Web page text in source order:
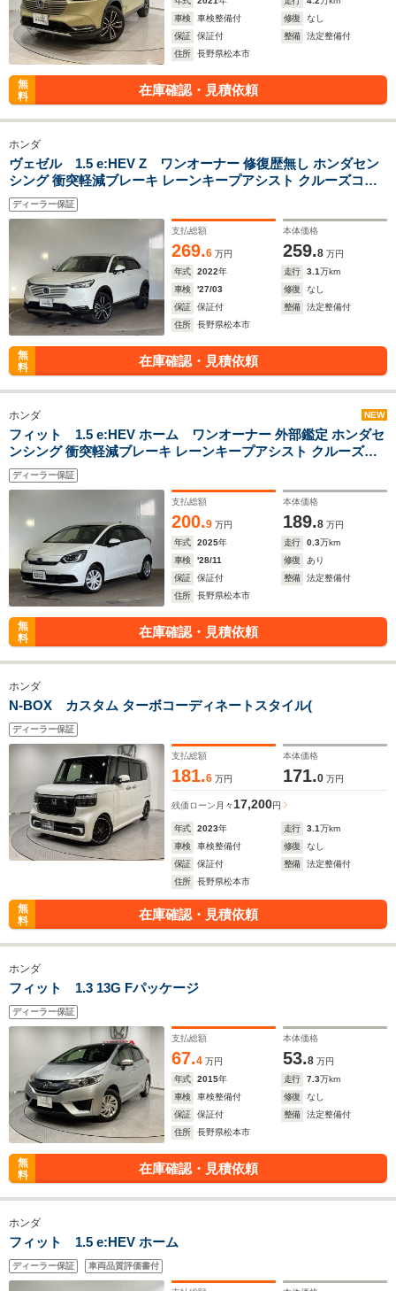
車検
車検整備付 修復
なし
保証
保証付 整備
法定整備付
住所
長野県松本市
無
料
在庫確認・見積依頼
ホンダ
ヴェゼル 1.5 e:HEV Z ワンオーナー 修復歴無し ホンダセン
シング 衝突軽減ブレーキ レーンキープアシスト クルーズコン
トロール 純正ナビ バックカメラ Bluetooth シートヒーター
ETC LEDヘッドライト
ディーラー保証
支払総額
269.6 万円
本体価格
259.8 万円
年式
2022年 走行 3.1万km
車検
'27/03 修復
なし
保証
保証付 整備
法定整備付
住所
長野県松本市
無
料
在庫確認・見積依頼
ホンダ NEW
フィット 1.5 e:HEV ホーム ワンオーナー 外部鑑定 ホンダセ
ンシング 衝突軽減ブレーキ レーンキープアシスト クルーズコ
ントロール 純正オーディオ 純正ドラレコ バックカメラ
Bluetooth LEDヘッドライト
ディーラー保証
支払総額
200.9 万円
本体価格
189.8 万円
年式
2025年 走行 0.3万km
車検
'28/11 修復
あり
保証
保証付 整備
法定整備付
住所
長野県松本市
無
料
在庫確認・見積依頼
ホンダ
N-BOX カスタム ターボコーディネートスタイル(
ディーラー保証
支払総額
181.6 万円
本体価格
171.0 万円
残価ローン 月々 17,200円
年式 2023年 走行 3.1万km
車検
車検整備付 修復
なし
保証
保証付 整備
法定整備付
住所
長野県松本市
無
料
在庫確認・見積依頼
ホンダ
フィット 1.3 13G Fパッケージ
ディーラー保証
支払総額
67.4 万円
本体価格
53.8 万円
年式
2015年 走行 7.3万km
車検
車検整備付 修復
なし
保証
保証付 整備
法定整備付
住所
長野県松本市
無
料
在庫確認・見積依頼
ホンダ
フィット 1.5 e:HEV ホーム
ディーラー保証 車両品質評価書付